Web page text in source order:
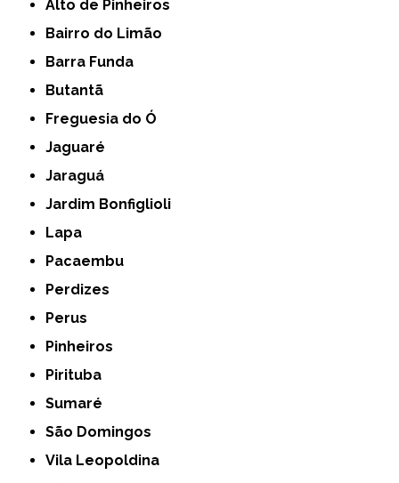
Alto de Pinheiros
Bairro do Limão
Barra Funda
Butantã
Freguesia do Ó
Jaguaré
Jaraguá
Jardim Bonfiglioli
Lapa
Pacaembu
Perdizes
Perus
Pinheiros
Pirituba
Sumaré
São Domingos
Vila Leopoldina